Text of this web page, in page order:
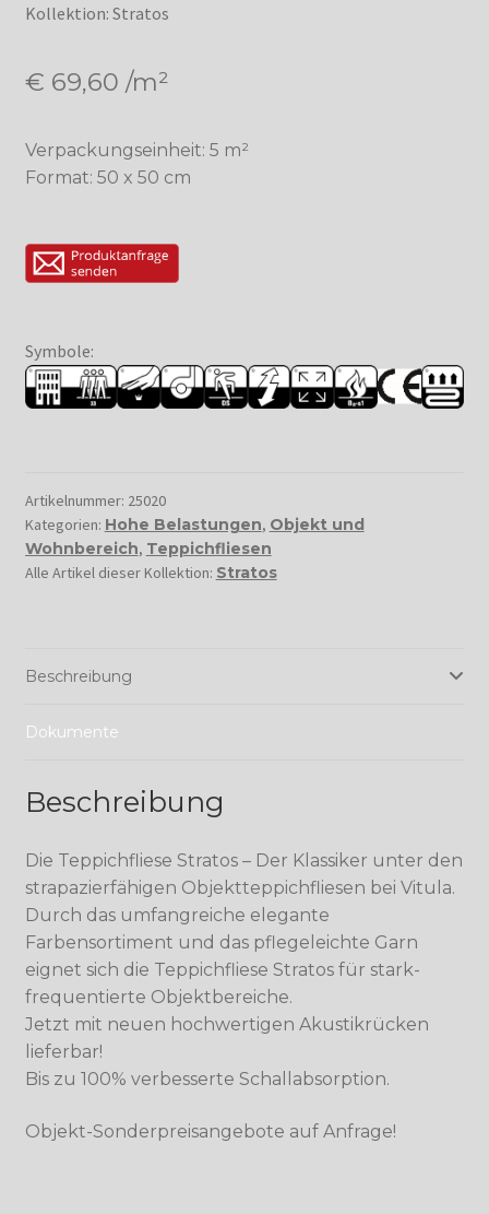
Kollektion: Stratos
€ 69,60 /m²
Verpackungseinheit: 5 m²
Format: 50 x 50 cm
Symbole:
Artikelnummer: 25020
Kategorien: Hohe Belastungen, Objekt und
Wohnbereich, Teppichfliesen
Alle Artikel dieser Kollektion: Stratos
Beschreibung
Dokumente
Beschreibung
Die Teppichfliese Stratos – Der Klassiker unter den
strapazierfähigen Objektteppichfliesen bei Vitula.
Durch das umfangreiche elegante
Farbensortiment und das pflegeleichte Garn
eignet sich die Teppichfliese Stratos für stark-
frequentierte Objektbereiche.
Jetzt mit neuen hochwertigen Akustikrücken
lieferbar!
Bis zu 100% verbesserte Schallabsorption.
Objekt-Sonderpreisangebote auf Anfrage!